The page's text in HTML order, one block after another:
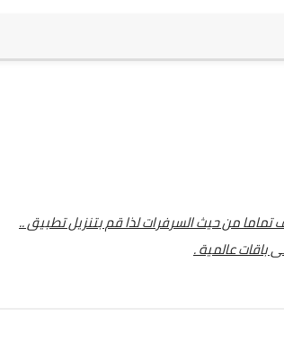
من حيث السرفرات لذا قم بتنزيل تطبيق ..
باقات عالمية .